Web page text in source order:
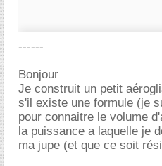
------
Bonjour
Je construit un petit
s'il existe une formule (je
pour connaitre le volume
la puissance a laquelle je
ma jupe (et que ce soit